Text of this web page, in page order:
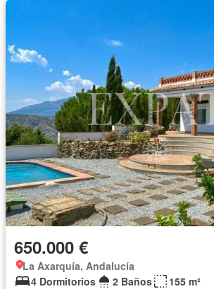
650.000 €
La Axarquía, Andalucía
4 Dormitorios
2 Baños
155 m²